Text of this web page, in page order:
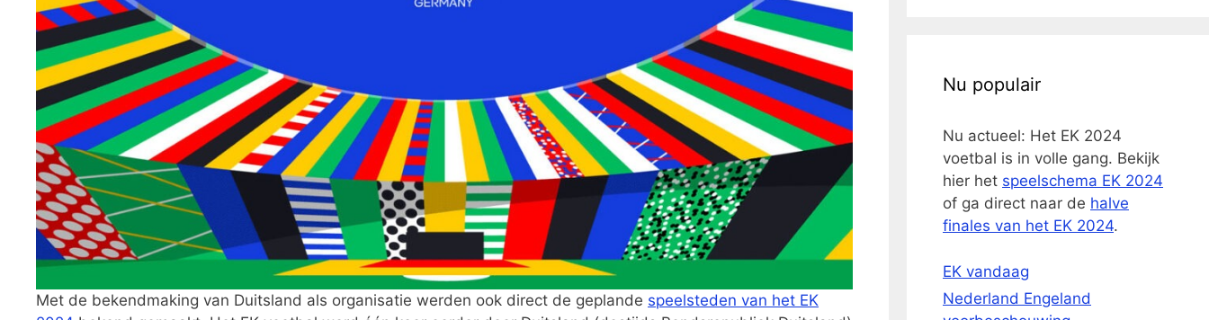
Met de bekendmaking van Duitsland als organisatie werden ook direct de geplande speelsteden van het EK
Nu populair
Nu actueel: Het EK 2024
voetbal is in volle gang. Bekijk
hier het speelschema EK 2024
of ga direct naar de halve
finales van het EK 2024.
EK vandaag
Nederland Engeland